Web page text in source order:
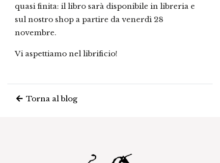
quasi finita: il libro sarà disponibile in libreria e
sul nostro shop a partire da venerdì 28
novembre.
Vi aspettiamo nel librificio!
Torna al blog